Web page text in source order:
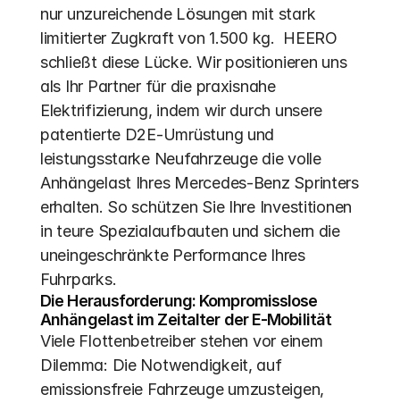
nur unzureichende Lösungen mit stark
limitierter Zugkraft von 1.500 kg.  HEERO
schließt diese Lücke. Wir positionieren uns
als Ihr Partner für die praxisnahe
Elektrifizierung, indem wir durch unsere
patentierte D2E-Umrüstung und
leistungsstarke Neufahrzeuge die volle
Anhängelast Ihres Mercedes-Benz Sprinters
erhalten. So schützen Sie Ihre Investitionen
in teure Spezialaufbauten und sichern die
uneingeschränkte Performance Ihres
Fuhrparks.
Die Herausforderung: Kompromisslose
Anhängelast im Zeitalter der E-Mobilität
Viele Flottenbetreiber stehen vor einem
Dilemma: Die Notwendigkeit, auf
emissionsfreie Fahrzeuge umzusteigen,